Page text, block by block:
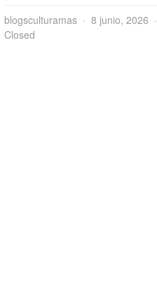
blogsculturamas 8 junio, 2026
Closed